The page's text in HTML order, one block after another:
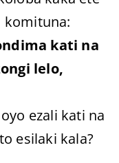
komituna:
kati na
lelo,
ezali kati na
esilaki kala?